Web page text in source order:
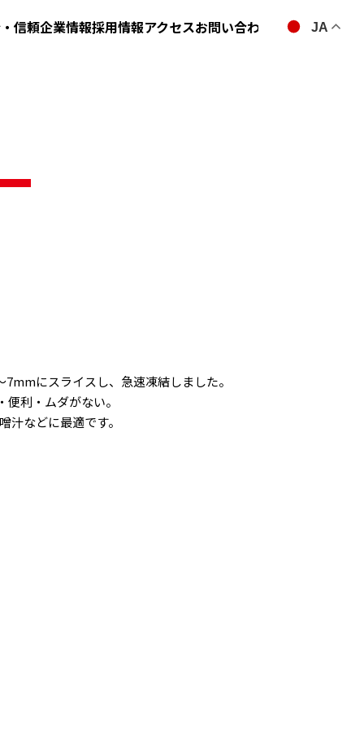
信頼企業情報採用情報アクセスお問い合わせ
にスライスし、急速凍結しました。
利・ムダがない。
汁などに最適です。
JA